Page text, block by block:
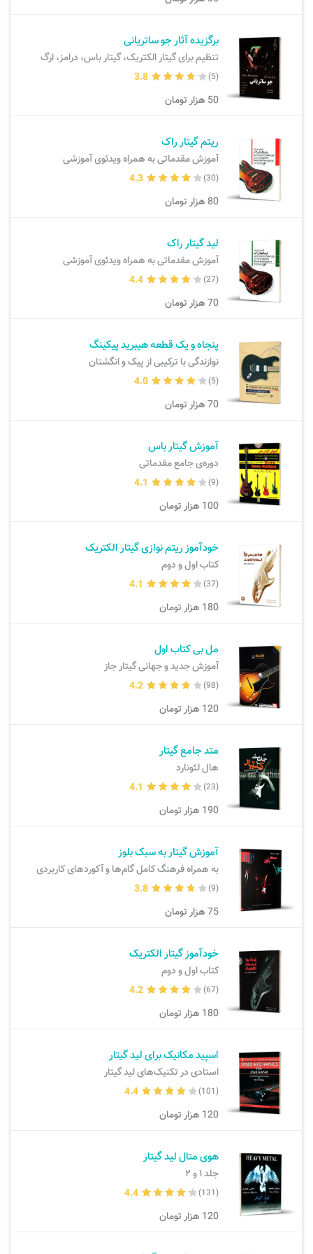
تئوری، هارمونی، فرم، تاریخ
پیگیری سفارش
برگزیده آثار جو ساتریانی
تنظیم برای گیتار الکتریک، گیتار باس، درامز، ارگ
(5)
3.8
50 هزار تومان
ریتم گیتار راک
آموزش مقدماتی به همراه ویدئوی آموزشی
(30)
4.3
80هزار تومان
لید گیتار راک
آموزش مقدماتی به همراه ویدئوی آموزشی
(27)
4.4
70هزار تومان
پنجاه و یک قطعه هیبرید پیکینگ
نوازندگی با ترکیبی از پیک و انگشتان
(5)
4.0
70هزار تومان
آموزش گیتار باس
دوره‌ی جامع مقدماتی
(9)
4.1
100 هزار تومان
خودآموز ریتم نوازی گیتار الکتریک
کتاب اول و دوم
(37)
4.1
180 هزار تومان
مل بی کتاب اول
آموزش جدید و جهانی گیتار جاز
(98)
4.2
120 هزار تومان
متد جامع گیتار
هال لئونارد
(23)
4.1
190 هزار تومان
آموزش گیتار به سبک بلوز
به همراه فرهنگ کامل گام‌ها و آکوردهای کاربردی
(9)
3.8
75هزار تومان
خودآموز گیتار الکتریک
کتاب اول و دوم
(67)
4.2
180 هزار تومان
اسپید مکانیک برای لید گیتار
استادی در تکنیک‌های لید گیتار
(101)
4.4
120 هزار تومان
هوی متال لید گیتار
جلد ۱ و ۲
(131)
4.4
120 هزار تومان